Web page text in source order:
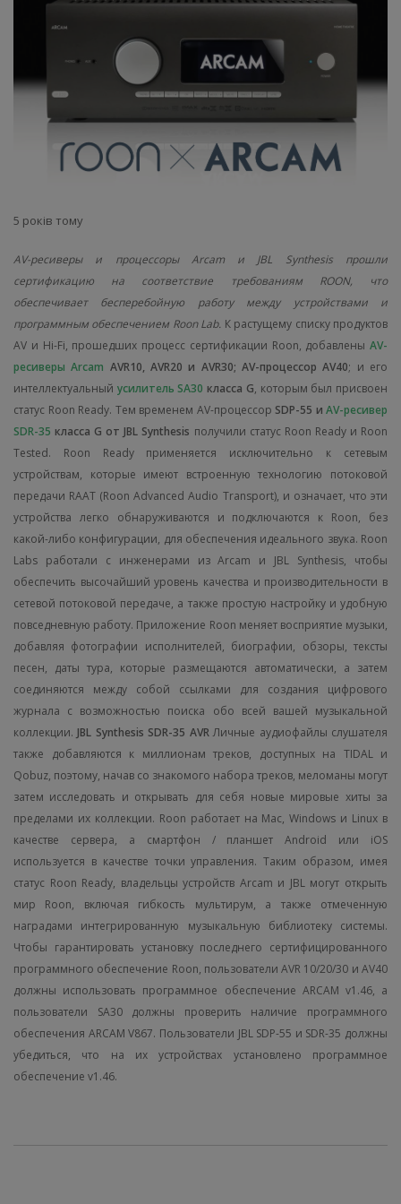
5 років тому
AV-ресиверы и процессоры Arcam и JBL Synthesis прошли
сертификацию на соответствие требованиям ROON, что
обеспечивает бесперебойную работу между устройствами и
программным обеспечением Roon Lab. К растущему списку продуктов
AV и Hi-Fi, прошедших процесс сертификации Roon, добавлены AV-
ресиверы Arcam AVR10, AVR20 и AVR30; AV-процессор AV40; и его
интеллектуальный усилитель SA30 класса G, которым был присвоен
статус Roon Ready. Тем временем AV-процессор SDP-55 и AV-ресивер
SDR-35 класса G от JBL Synthesis получили статус Roon Ready и Roon
Tested. Roon Ready применяется исключительно к сетевым
устройствам, которые имеют встроенную технологию потоковой
передачи RAAT (Roon Advanced Audio Transport), и означает, что эти
устройства легко обнаруживаются и подключаются к Roon, без
какой-либо конфигурации, для обеспечения идеального звука. Roon
Labs работали с инженерами из Arcam и JBL Synthesis, чтобы
обеспечить высочайший уровень качества и производительности в
сетевой потоковой передаче, а также простую настройку и удобную
повседневную работу. Приложение Roon меняет восприятие музыки,
добавляя фотографии исполнителей, биографии, обзоры, тексты
песен, даты тура, которые размещаются автоматически, а затем
соединяются между собой ссылками для создания цифрового
журнала с возможностью поиска обо всей вашей музыкальной
коллекции. JBL Synthesis SDR-35 AVRЛичные аудиофайлы слушателя
также добавляются к миллионам треков, доступных на TIDAL и
Qobuz, поэтому, начав со знакомого набора треков, меломаны могут
затем исследовать и открывать для себя новые мировые хиты за
пределами их коллекции. Roon работает на Mac, Windows и Linux в
качестве сервера, а смартфон / планшет Android или iOS
используется в качестве точки управления. Таким образом, имея
статус Roon Ready, владельцы устройств Arcam и JBL могут открыть
мир Roon, включая гибкость мультирум, а также отмеченную
наградами интегрированную музыкальную библиотеку системы.
Чтобы гарантировать установку последнего сертифицированного
программного обеспечение Roon, пользователи AVR 10/20/30 и AV40
должны использовать программное обеспечение ARCAM v1.46, а
пользователи SA30 должны проверить наличие программного
обеспечения ARCAM V867. Пользователи JBL SDP-55 и SDR-35 должны
убедиться, что на их устройствах установлено программное
обеспечение v1.46.